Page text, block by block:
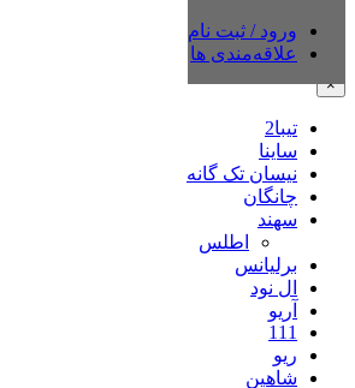
دسته‌بندی‌ها
×
تیبا2
ساینا
نیسان تک گانه
چانگان
سهند
اطلس
برلیانس
ال نود
آریو
111
ریو
شاهین
ورود / ثبت نام
علاقه‌مندی ها